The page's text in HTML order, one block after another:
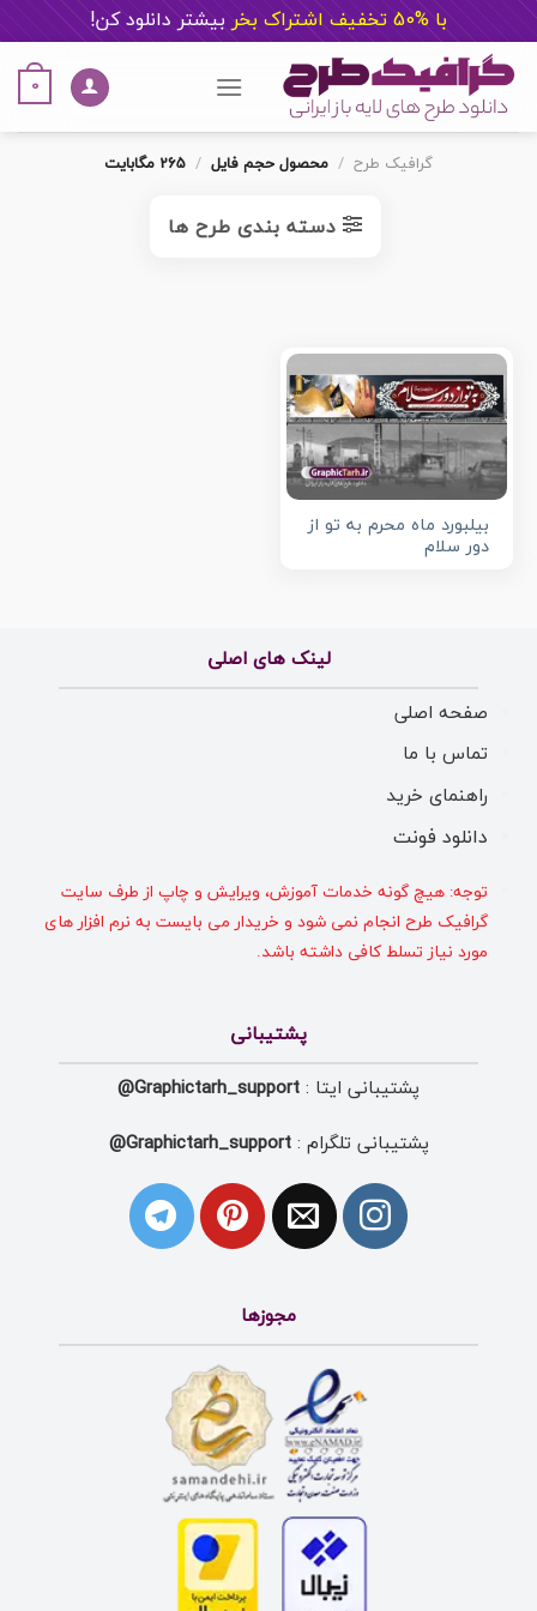
با %50 تخفیف اشتراک بخر بیشتر دانلود کن!
content
0
گرافیک طرح / محصول حجم فایل /
دسته بندی طرح ها
بیلبورد ماه محرم به تو از
دور سلام
لینک های اصلی
صفحه اصلی
تماس با ما
راهنمای خرید
دانلود فونت
توجه: هیچ گونه خدمات آموزش، ویرایش و چاپ از طرف سایت
گرافیک طرح انجام نمی شود و خریدار می بایست به نرم افزار های
مورد نیاز تسلط کافی داشته باشد.
پشتیبانی
پشتیبانی ایتا : Graphictarh_support@
پشتیبانی تلگرام :Graphictarh_support@
مجوزها